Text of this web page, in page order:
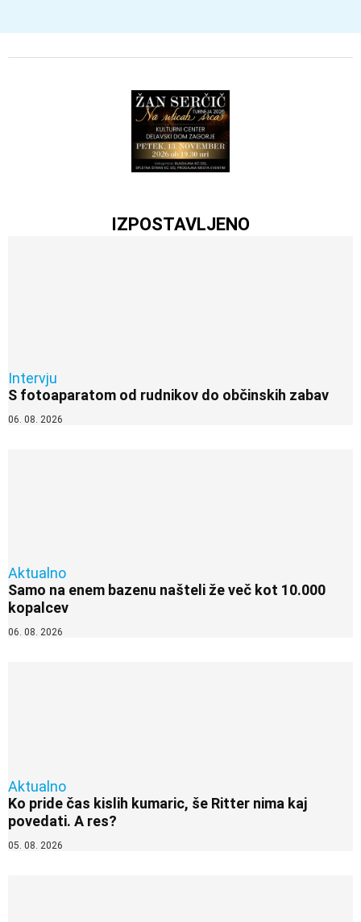
IZPOSTAVLJENO
Intervju
S fotoaparatom od rudnikov do občinskih zabav
06. 08. 2026
Aktualno
Samo na enem bazenu našteli že več kot 10.000
kopalcev
06. 08. 2026
Aktualno
Ko pride čas kislih kumaric, še Ritter nima kaj
povedati. A res?
05. 08. 2026